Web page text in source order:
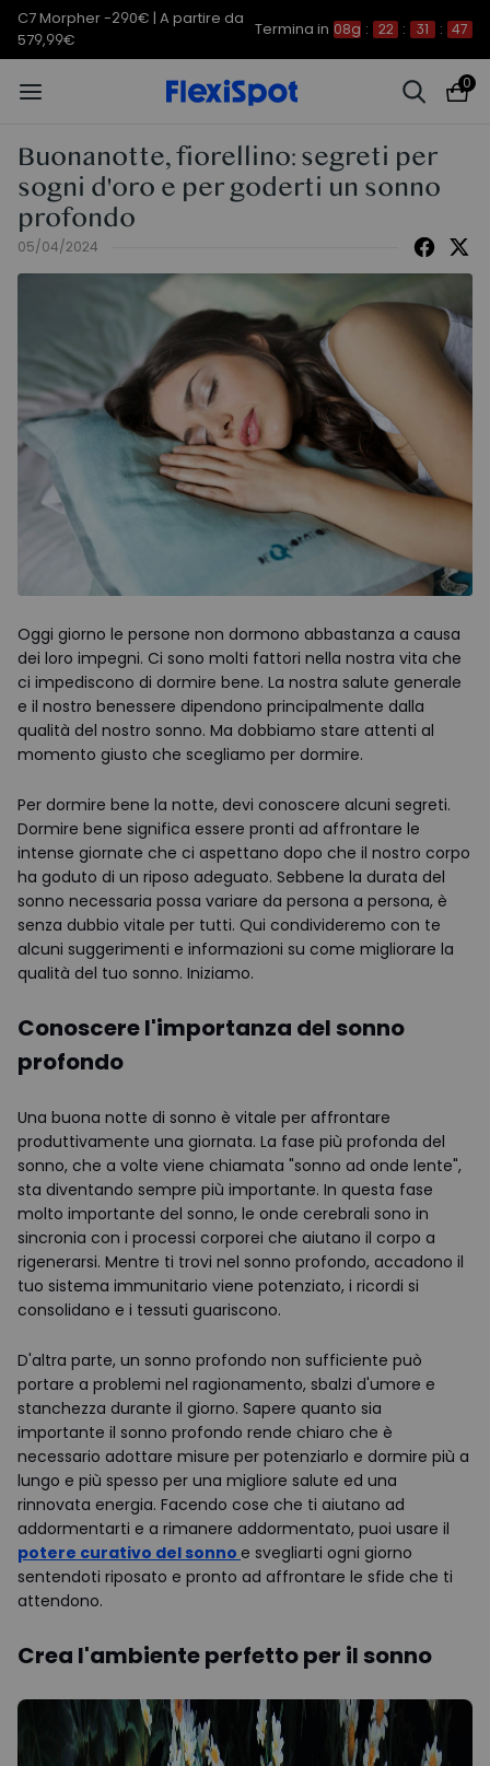
C7 Morpher -290€ | A partire da
579,99€
Termina in 08g : 22 : 31 : 46
0
Buonanotte, fiorellino: segreti per
sogni d'oro e per goderti un sonno
profondo
05/04/2024
Oggi giorno le persone non dormono abbastanza a causa
dei loro impegni. Ci sono molti fattori nella nostra vita che
ci impediscono di dormire bene. La nostra salute generale
e il nostro benessere dipendono principalmente dalla
qualità del nostro sonno. Ma dobbiamo stare attenti al
momento giusto che scegliamo per dormire.
Per dormire bene la notte, devi conoscere alcuni segreti.
Dormire bene significa essere pronti ad affrontare le
intense giornate che ci aspettano dopo che il nostro corpo
ha goduto di un riposo adeguato. Sebbene la durata del
sonno necessaria possa variare da persona a persona, è
senza dubbio vitale per tutti. Qui condivideremo con te
alcuni suggerimenti e informazioni su come migliorare la
qualità del tuo sonno. Iniziamo.
Conoscere l'importanza del sonno
profondo
Una buona notte di sonno è vitale per affrontare
produttivamente una giornata. La fase più profonda del
sonno, che a volte viene chiamata "sonno ad onde lente",
sta diventando sempre più importante. In questa fase
molto importante del sonno, le onde cerebrali sono in
sincronia con i processi corporei che aiutano il corpo a
rigenerarsi. Mentre ti trovi nel sonno profondo, accadono il
tuo sistema immunitario viene potenziato, i ricordi si
consolidano e i tessuti guariscono.
D'altra parte, un sonno profondo non sufficiente può
portare a problemi nel ragionamento, sbalzi d'umore e
stanchezza durante il giorno. Sapere quanto sia
importante il sonno profondo rende chiaro che è
necessario adottare misure per potenziarlo e dormire più a
lungo e più spesso per una migliore salute ed una
rinnovata energia. Facendo cose che ti aiutano ad
addormentarti e a rimanere addormentato, puoi usare il
potere curativo del sonno e svegliarti ogni giorno
sentendoti riposato e pronto ad affrontare le sfide che ti
attendono.
Crea l'ambiente perfetto per il sonno